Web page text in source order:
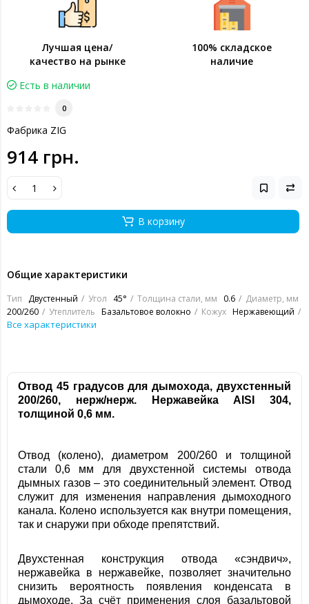
Лучшая цена/
качество на рынке
100% складское
наличие
Есть в наличии
0
Фабрика ZIG
914 грн.
В корзину
Общие характеристики
Тип Двустенный Угол 45° Толщина стали, мм 0.6
Диаметр, мм
200/260
Утеплитель Базальтовое волокно Кожух Нержавеющий
Все характеристики
Отвод 45 градусов для дымохода, двухстенный
200/260, нерж/нерж. НержавейкаAISI 304,
толщиной 0,6 мм.
Отвод (колено), диаметром 200/260 и толщиной
стали 0,6 мм для двухстенной системы отвода
дымных газов – это соединительный элемент. Отвод
служит для изменения направления дымоходного
канала. Колено используется как внутри помещения,
так и снаружи при обходе препятствий.
Двухстенная конструкция отвода «сэндвич»,
нержавейка в нержавейке, позволяет значительно
снизить вероятность появления конденсата в
дымоходе. За счёт применения слоя базальтовой